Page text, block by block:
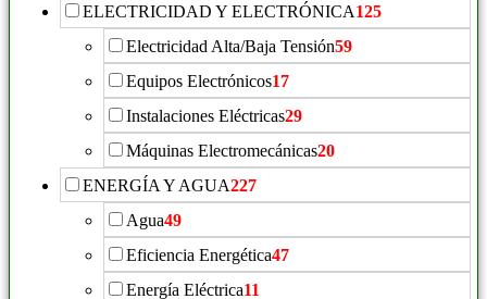
ELECTRICIDAD Y ELECTRÓNICA125
Electricidad Alta/Baja Tensión59
Equipos Electrónicos17
Instalaciones Eléctricas29
Máquinas Electromecánicas20
ENERGÍA Y AGUA227
Agua49
Eficiencia Energética47
Energía Eléctrica11